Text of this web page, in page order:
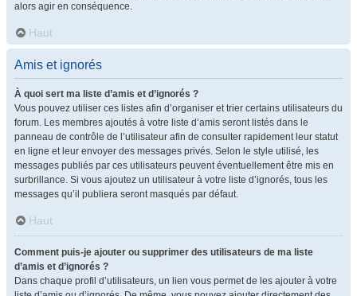
alors agir en conséquence.
Haut
Amis et ignorés
À quoi sert ma liste d’amis et d’ignorés ?
Vous pouvez utiliser ces listes afin d’organiser et trier certains utilisateurs du
forum. Les membres ajoutés à votre liste d’amis seront listés dans le
panneau de contrôle de l’utilisateur afin de consulter rapidement leur statut
en ligne et leur envoyer des messages privés. Selon le style utilisé, les
messages publiés par ces utilisateurs peuvent éventuellement être mis en
surbrillance. Si vous ajoutez un utilisateur à votre liste d’ignorés, tous les
messages qu’il publiera seront masqués par défaut.
Haut
Comment puis-je ajouter ou supprimer des utilisateurs de ma liste
d’amis et d’ignorés ?
Dans chaque profil d’utilisateurs, un lien vous permet de les ajouter à votre